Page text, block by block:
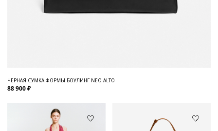
ЧЕРНАЯ СУМКА ФОРМЫ БОУЛИНГ NEO ALTO
88 900 ₽